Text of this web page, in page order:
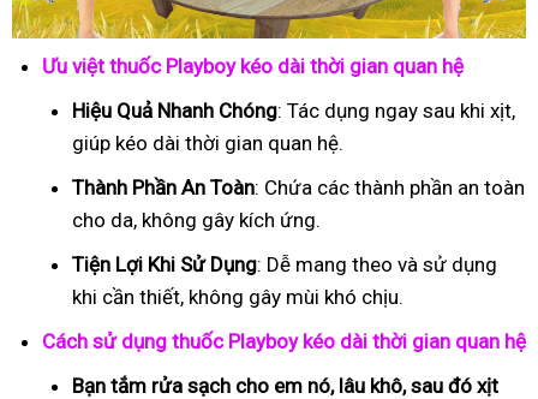
Ưu việt thuốc Playboy kéo dài thời gian quan hệ
Hiệu Quả Nhanh Chóng: Tác dụng ngay sau khi xịt,
giúp kéo dài thời gian quan hệ.
Thành Phần An Toàn: Chứa các thành phần an toàn
cho da, không gây kích ứng.
Tiện Lợi Khi Sử Dụng: Dễ mang theo và sử dụng
khi cần thiết, không gây mùi khó chịu.
Cách sử dụng thuốc Playboy kéo dài thời gian quan hệ
Bạn tắm rửa sạch cho em nó, lâu khô, sau đó xịt